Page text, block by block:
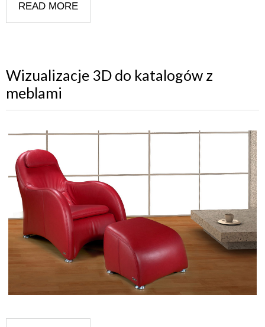
READ MORE
Wizualizacje 3D do katalogów z
meblami